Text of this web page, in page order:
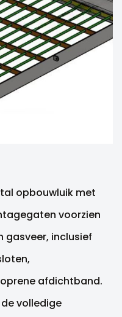
opbouwluik met
voorzien
gasveer, inclusief
afdichtband.
volledige